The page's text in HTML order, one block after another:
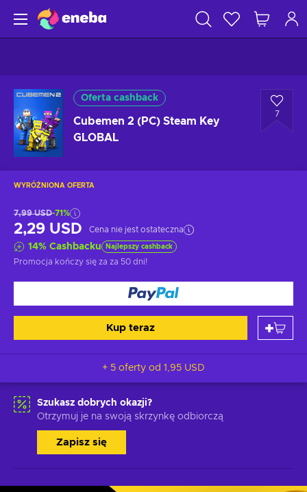
Oferta cashback
Cubemen 2 (PC) Steam Key
GLOBAL
7
WYRÓŻNIONA OFERTA
7,99 USD-71%
2,29 USD Cena nie jest ostateczna
14% Cashbacku Najlepszy cashback
Promocja kończy się za za 50 dni!
Kup teraz
+ 5 oferty od 1,95 USD
Szukasz dobrych okazji?
Otrzymuj je na swoją skrzynkę odbiorczą
Zapisz się